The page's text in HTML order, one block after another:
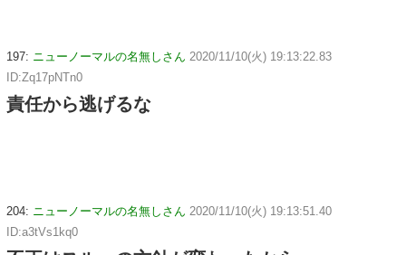
197: ニューノーマルの名無しさん 2020/11/10(火) 19:13:22.83
ID:Zq17pNTn0
責任から逃げるな
204: ニューノーマルの名無しさん 2020/11/10(火) 19:13:51.40
ID:a3tVs1kq0